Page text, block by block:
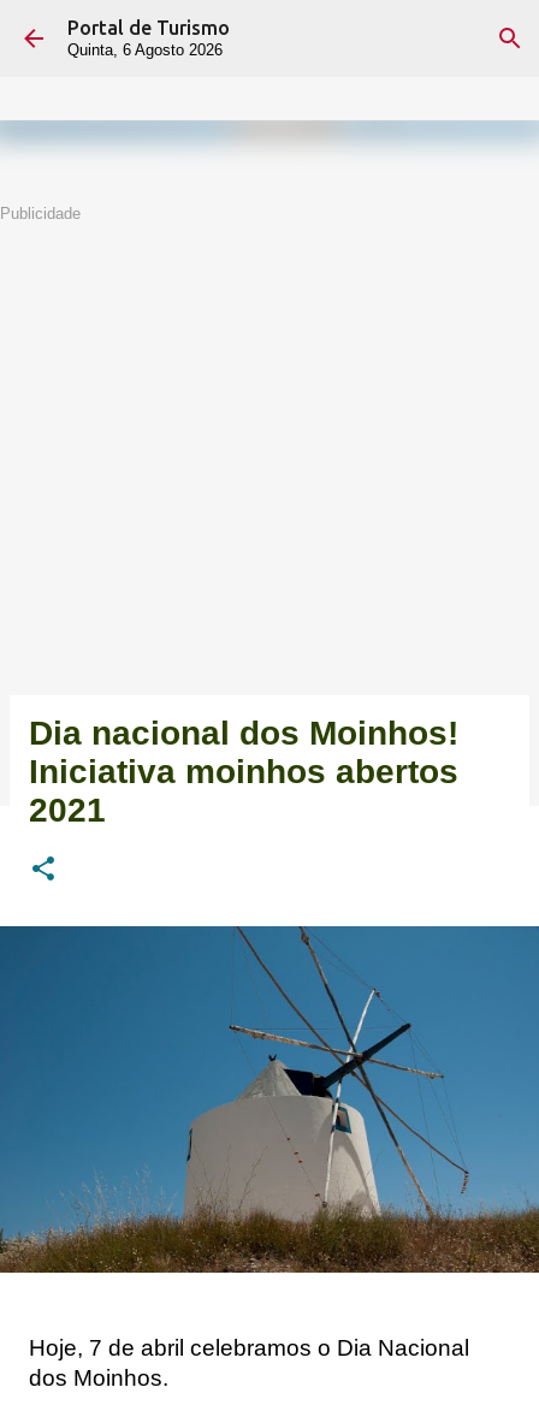
Avançar para o conteúdo principal
Portal de Turismo
Quinta, 6 Agosto 2026
Publicidade
Dia nacional dos Moinhos!
Iniciativa moinhos abertos
2021
Hoje, 7 de abril celebramos o Dia Nacional
dos Moinhos.